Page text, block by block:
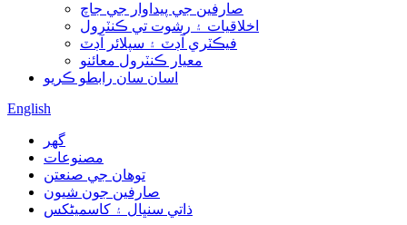
صارفين جي پيداوار جي جاچ
اخلاقيات ۽ رشوت تي ڪنٽرول
فيڪٽري آڊٽ ۽ سپلائر آڊٽ
معيار ڪنٽرول معائنو
اسان سان رابطو ڪريو
English
گهر
مصنوعات
توهان جي صنعتن
صارفين جون شيون
ذاتي سنڀال ۽ کاسمیٹکس